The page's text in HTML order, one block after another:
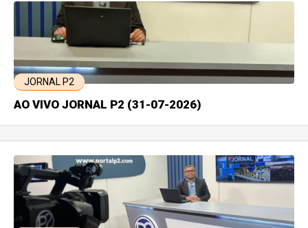
JORNAL P2
AO VIVO JORNAL P2 (31-07-2026)